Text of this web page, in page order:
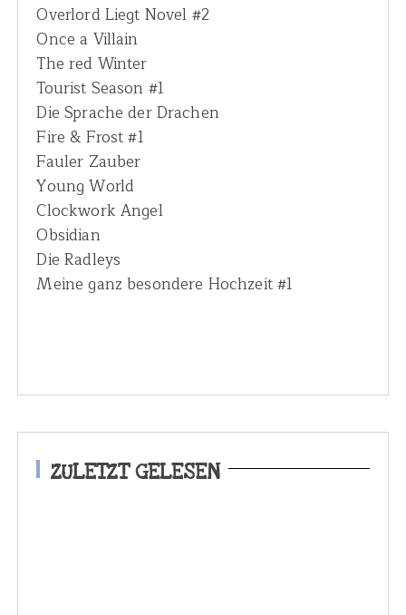
r
:
Overlord Liegt Novel #2
Once a Villain
The red Winter
Tourist Season #1
Die Sprache der Drachen
Fire & Frost #1
Fauler Zauber
Young World
Clockwork Angel
Obsidian
Die Radleys
Meine ganz besondere Hochzeit #1
ZULETZT GELESEN